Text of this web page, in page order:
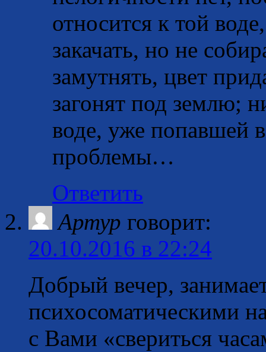
относится к той
закачать, но не
замутнять, цвет
загонят под землю;
воде, уже попавшей
проблемы…
Ответить
Артур говорит:
20.10.2016 в 22:24
Добрый вечер,
психосоматическими
с Вами «свериться